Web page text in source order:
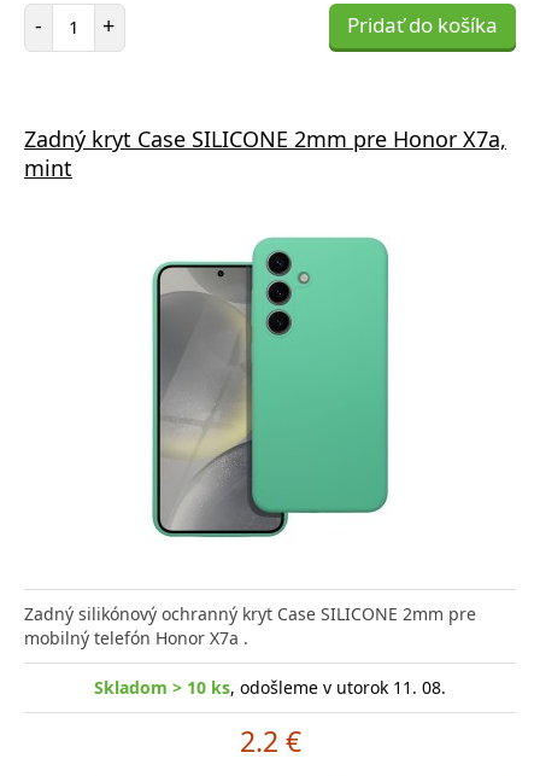
- Počet položiek
+ Pridať do košíka
Zadný kryt Case SILICONE 2mm pre Honor X7a,
mint
Zadný silikónový ochranný kryt Case SILICONE 2mm pre
mobilný telefón Honor X7a .
Skladom > 10 ks, odošleme v utorok 11. 08.
2.2 €